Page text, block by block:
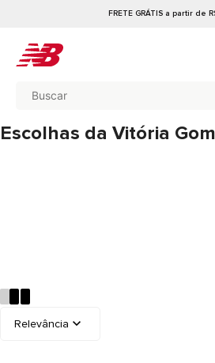
FRETE GRÁTIS a partir de
Escolhas da Vitória